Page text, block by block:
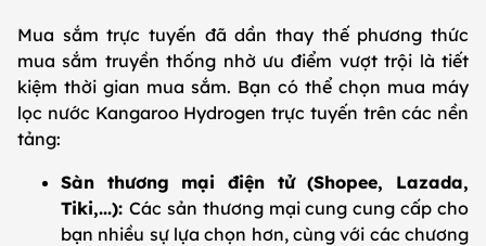
Mua sắm trực tuyến đã dần thay thế phương thức
mua sắm truyền thống nhờ ưu điểm vượt trội là tiết
kiệm thời gian mua sắm. Bạn có thể chọn mua máy
lọc nước Kangaroo Hydrogen trực tuyến trên các nền
tảng:
Sàn thương mại điện tử (Shopee, Lazada,
Tiki,...): Các sản thương mại cung cung cấp cho
bạn nhiều sự lựa chọn hơn, cùng với các chương